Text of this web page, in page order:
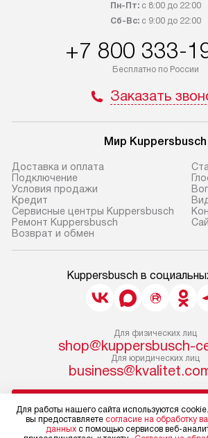
Пн-Пт:с 8:00 до 22:00
Сб-Вс:с 9:00 до 22:00
+7 800 333-
Бесплатно по России
Заказать
Мир Kuppersbusch
Доставка и оплата
Подключение
Условия продажи
Кредит
Сервисные центры Kuppersbusch
Ремонт Kuppersbusch
Возврат и обмен
Kuppersbusch в
Для физических лиц
shop@kuppersbusch-
Для юридических лиц
Для работы нашего сайта используются
вы предоставляете согласие на обработку
данных с помощью сервисов веб-